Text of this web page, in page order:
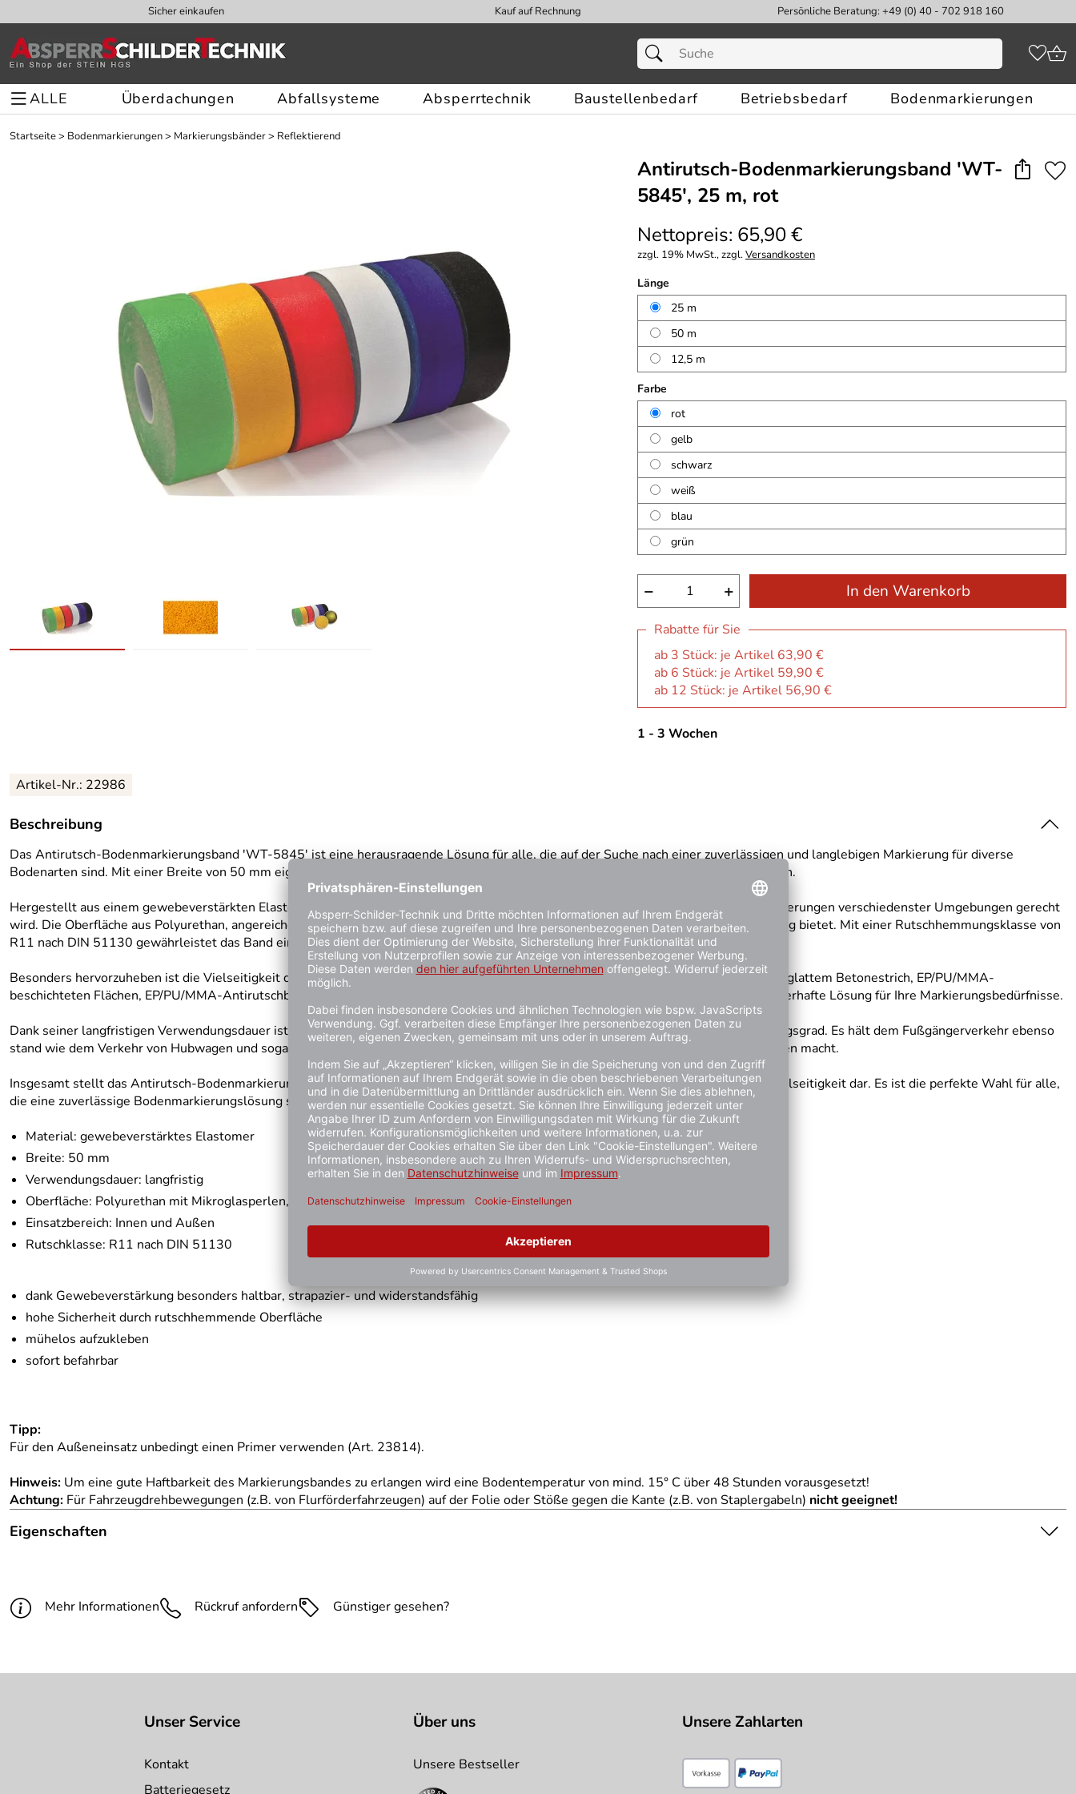
Sicher einkaufen Kauf auf Rechnung Persönliche Beratung: +49 (0) 40 - 702 918 160
ALLE Überdachungen Abfallsysteme Absperrtechnik Baustellenbedarf Betriebsbedarf Bodenmarkierungen
Startseite> Bodenmarkierungen> Markierungsbänder> Reflektierend
Antirutsch-Bodenmarkierungsband 'WT-
5845', 25 m, rot
Nettopreis: 65,90 €
zzgl. 19% MwSt., zzgl.Versandkosten
Länge
25 m
50 m
12,5 m
Farbe
rot
gelb
schwarz
weiß
blau
grün
− + In den Warenkorb
Rabatte für Sie
ab 3 Stück: je Artikel 63,90 €
ab 6 Stück: je Artikel 59,90 €
ab 12 Stück: je Artikel 56,90 €
1 - 3 Wochen
Artikel-Nr.: 22986
Beschreibung
Das Antirutsch-Bodenmarkierungsband 'WT-5845' ist eine herausragende Lösung für alle, die auf der Suche nach einer zuverlässigen und langlebigen Markierung für diverse
Bodenarten sind. Mit einer Breite von 50 mm eignet sich dieses Band ideal für den Einsatz sowohl in Innen- als auch in Außenbereichen.
Hergestellt aus einem gewebeverstärkten Elastomer, bietet das Band eine beeindruckende Robustheit und Flexibilität, die den Anforderungen verschiedenster Umgebungen gerecht
wird. Die Oberfläche aus Polyurethan, angereichert mit Mikroglasperlen, sorgt für eine raue Struktur, die eine effektive Rutschhemmung bietet. Mit einer Rutschhemmungsklasse von
R11 nach DIN 51130 gewährleistet das Band eine sichere Begehbarkeit und minimiert das Risiko von Ausrutschunfällen erheblich.
Besonders hervorzuheben ist die Vielseitigkeit des 'WT-5845', das auf einer Vielzahl von Bodenarten eingesetzt werden kann. Ob auf glattem Betonestrich, EP/PU/MMA-
beschichteten Flächen, EP/PU/MMA-Antirutschböden, Fliesen oder Betonpflaster – dieses Band haftet zuverlässig und bietet eine dauerhafte Lösung für Ihre Markierungsbedürfnisse.
Dank seiner langfristigen Verwendungsdauer ist das Band eine wirtschaftliche Investition für Bereiche mit unterschiedlichem Belastungsgrad. Es hält dem Fußgängerverkehr ebenso
stand wie dem Verkehr von Hubwagen und sogar Staplern, was es zu einer idealen Wahl für industrielle und gewerbliche Anwendungen macht.
Insgesamt stellt das Antirutsch-Bodenmarkierungsband 'WT-5845' eine exzellente Kombination aus Sicherheit, Langlebigkeit und Vielseitigkeit dar. Es ist die perfekte Wahl für alle,
die eine zuverlässige Bodenmarkierungslösung suchen, die den höchsten Ansprüchen gerecht wird.
Material: gewebeverstärktes Elastomer
Breite: 50 mm
Verwendungsdauer: langfristig
Oberfläche: Polyurethan mit Mikroglasperlen, rau
Einsatzbereich: Innen und Außen
Rutschklasse: R11 nach DIN 51130
dank Gewebeverstärkung besonders haltbar, strapazier- und widerstandsfähig
hohe Sicherheit durch rutschhemmende Oberfläche
mühelos aufzukleben
sofort befahrbar
Tipp:
Für den Außeneinsatz unbedingt einen Primer verwenden (Art. 23814).
Hinweis: Um eine gute Haftbarkeit des Markierungsbandes zu erlangen wird eine Bodentemperatur von mind. 15° C über 48 Stunden vorausgesetzt!
Achtung: Für Fahrzeugdrehbewegungen (z.B. von Flurförderfahrzeugen) auf der Folie oder Stöße gegen die Kante (z.B. von Staplergabeln) nicht geeignet!
Eigenschaften
Länge:
25 m
Mehr Informationen Rückruf anfordern Günstiger gesehen?
Unser Service
Kontakt
Batteriegesetz
Über uns
Unsere Bestseller
Unsere Zahlarten